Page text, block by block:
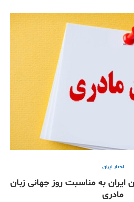
اخبار ایران
ایران به مناسبت روز جهانی زبان
مادری